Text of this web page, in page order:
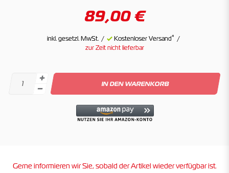
89,00 €
inkl. gesetzl. MwSt. Kostenloser Versand*
zur Zeit nicht lieferbar
IN DEN WARENKORB
Gerne informieren wir Sie, sobald der Artikel wieder verfügbar ist.